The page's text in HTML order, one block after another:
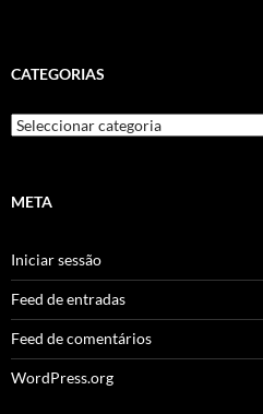
CATEGORIAS
Categorias
META
Iniciar sessão
Feed de entradas
Feed de comentários
WordPress.org